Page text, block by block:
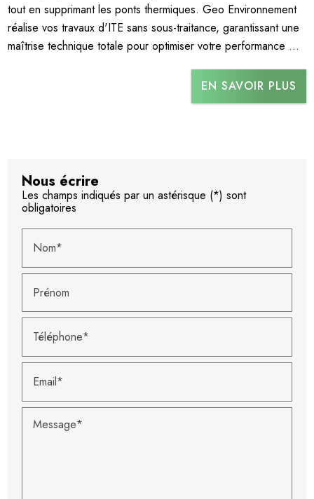
tout en supprimant les ponts thermiques. Geo Environnement
réalise vos travaux d'ITE sans sous-traitance, garantissant une
maîtrise technique totale pour optimiser votre performance ...
EN SAVOIR PLUS
Nous écrire
Les champs indiqués par un astérisque (*) sont
obligatoires
Nom*
Prénom
Téléphone*
Email*
Message*